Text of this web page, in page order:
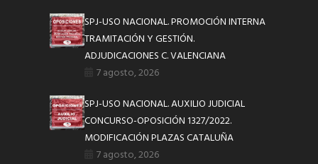
SPJ-USO NACIONAL. PROMOCIÓN INTERNA
TRAMITACIÓN Y GESTIÓN.
ADJUDICACIONES C. VALENCIANA
7 agosto, 2026
SPJ-USO NACIONAL. AUXILIO JUDICIAL
CONCURSO-OPOSICIÓN 1327/2022.
MODIFICACIÓN PLAZAS CATALUÑA
7 agosto, 2026